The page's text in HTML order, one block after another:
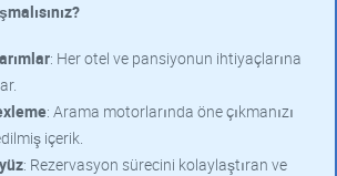
: Her otel ve pansiyonun ihtiyaçlarına
: Arama motorlarında öne çıkmanızı
içerik.
: Rezervasyon sürecini kolaylaştıran ve